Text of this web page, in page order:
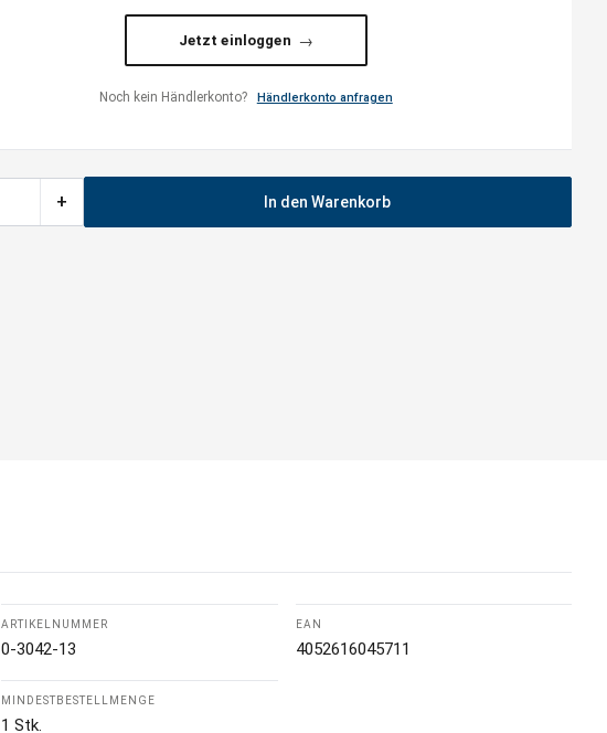
Jetzt einloggen
Noch kein Händlerkonto? Händlerkonto anfragen
+ In den Warenkorb
ARTIKELNUMMER
0-3042-13
EAN
4052616045711
MINDESTBESTELLMENGE
1 Stk.